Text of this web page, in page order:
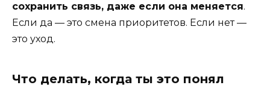
сохранить связь, даже если она меняется.
Если да — это смена приоритетов. Если нет —
это уход.
Что делать, когда ты это понял